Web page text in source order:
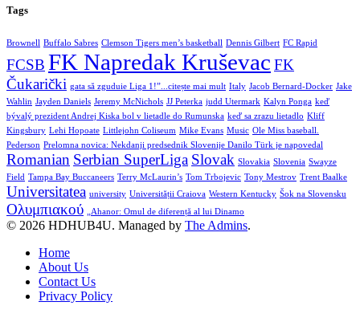
Tags
Brownell Buffalo Sabres Clemson Tigers men’s basketball Dennis Gilbert FC Rapid
FCSB FK Napredak Kruševac FK
Čukarički gata să zguduie Liga 1!”...citește mai mult Italy Jacob Bernard-Docker Jake
Wahlin Jayden Daniels Jeremy McNichols JJ Peterka judd Utermark Kalyn Ponga keď
bývalý prezident Andrej Kiska bol v lietadle do Rumunska keď sa zrazu lietadlo Kliff
Kingsbury Lehi Hopoate Littlejohn Coliseum Mike Evans Music Ole Miss baseball.
Pederson Prelomna novica: Nekdanji predsednik Slovenije Danilo Türk je napovedal
Romanian Serbian SuperLiga Slovak Slovakia Slovenia Swayze
Field Tampa Bay Buccaneers Terry McLaurin’s Tom Trbojevic Tony Mestrov Trent Baalke
Universitatea university Universității Craiova Western Kentucky Šok na Slovensku
Ολυμπιακού „Ahanor: Omul de diferență al lui Dinamo
© 2026 HDHUB4U. Managed by The Admins.
Home
About Us
Contact Us
Privacy Policy